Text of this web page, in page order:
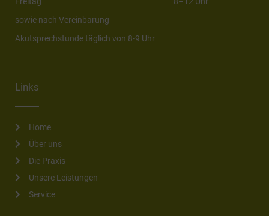
sowie nach Vereinbarung
Akutsprechstunde täglich von 8-9 Uhr
Links
Home
Über uns
Die Praxis
Unsere Leistungen
Service